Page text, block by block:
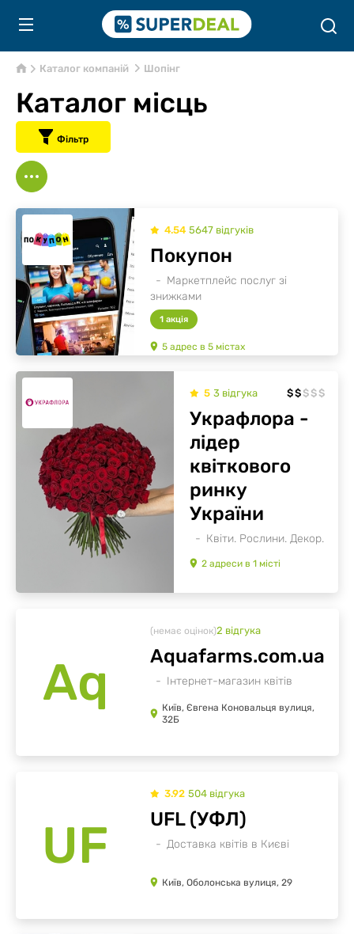
Каталог компаній Шопінг
Каталог місць
Фільтр
4.54 5647 відгуків
Маркетплейс послуг зі
знижками
Покупон
1 акція
5 адрес в 5 містах
5 3 відгукa $$ $ $ $
Квіти. Рослини. Декор.
Украфлора -
лідер
квіткового
ринку
України
2 адреси в 1 місті
Аq
(немає оцінок)2 відгукa
Інтернет-магазин квітів
Аquafarms.com.ua
Київ, Євгена Коновальця вулиця,
32Б
UF
3.92 504 відгукa
Доставка квітів в Києві
UFL (УФЛ)
Київ, Оболонська вулиця, 29